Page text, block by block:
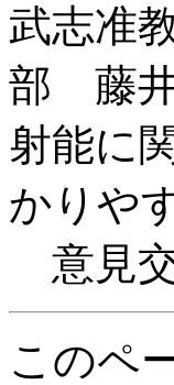
武志准
部 藤井
射能に
かりや
意見
このペ